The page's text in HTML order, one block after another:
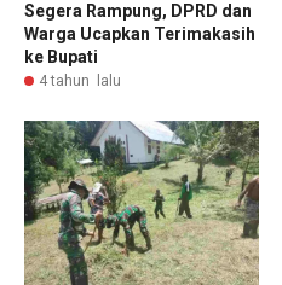
Segera Rampung, DPRD dan
Warga Ucapkan Terimakasih
ke Bupati
4 tahun lalu